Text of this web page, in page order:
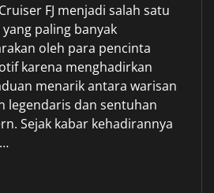
FJ menjadi salah satu
paling banyak
oleh para pencinta
karena menghadirkan
menarik antara warisan
legendaris dan sentuhan
Sejak kabar kehadirannya